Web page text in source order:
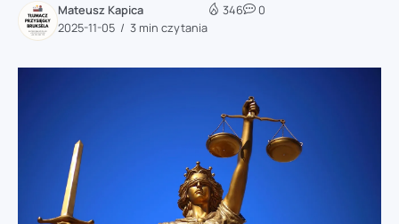
Mateusz Kapica
2025-11-05
3 min czytania
346 0